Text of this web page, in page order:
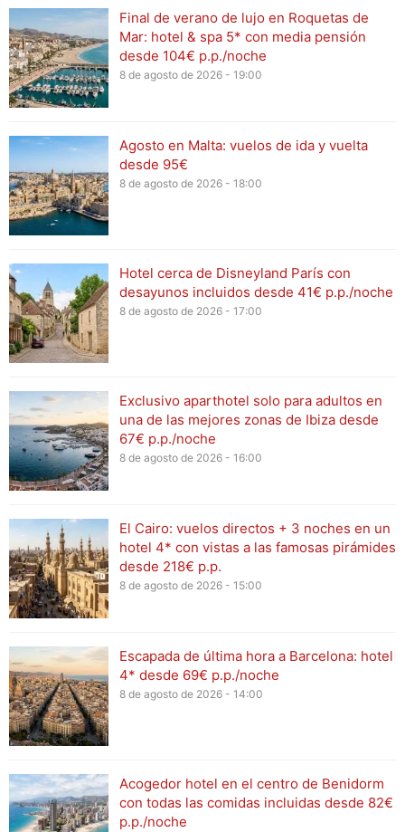
Final de verano de lujo en Roquetas de
Mar: hotel & spa 5* con media pensión
desde 104€ p.p./noche
8 de agosto de 2026 - 19:00
Agosto en Malta: vuelos de ida y vuelta
desde 95€
8 de agosto de 2026 - 18:00
Hotel cerca de Disneyland París con
desayunos incluidos desde 41€ p.p./noche
8 de agosto de 2026 - 17:00
Exclusivo aparthotel solo para adultos en
una de las mejores zonas de Ibiza desde
67€ p.p./noche
8 de agosto de 2026 - 16:00
El Cairo: vuelos directos + 3 noches en un
hotel 4* con vistas a las famosas pirámides
desde 218€ p.p.
8 de agosto de 2026 - 15:00
Escapada de última hora a Barcelona: hotel
4* desde 69€ p.p./noche
8 de agosto de 2026 - 14:00
Acogedor hotel en el centro de Benidorm
con todas las comidas incluidas desde 82€
p.p./noche